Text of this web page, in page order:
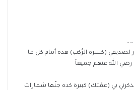
لصديقي (كسرة الرُّكب) هذه أمام كل ما
رضي الله عنهم جميعاً
بي (عمّتك) كبيرة كده جنّها شمارات